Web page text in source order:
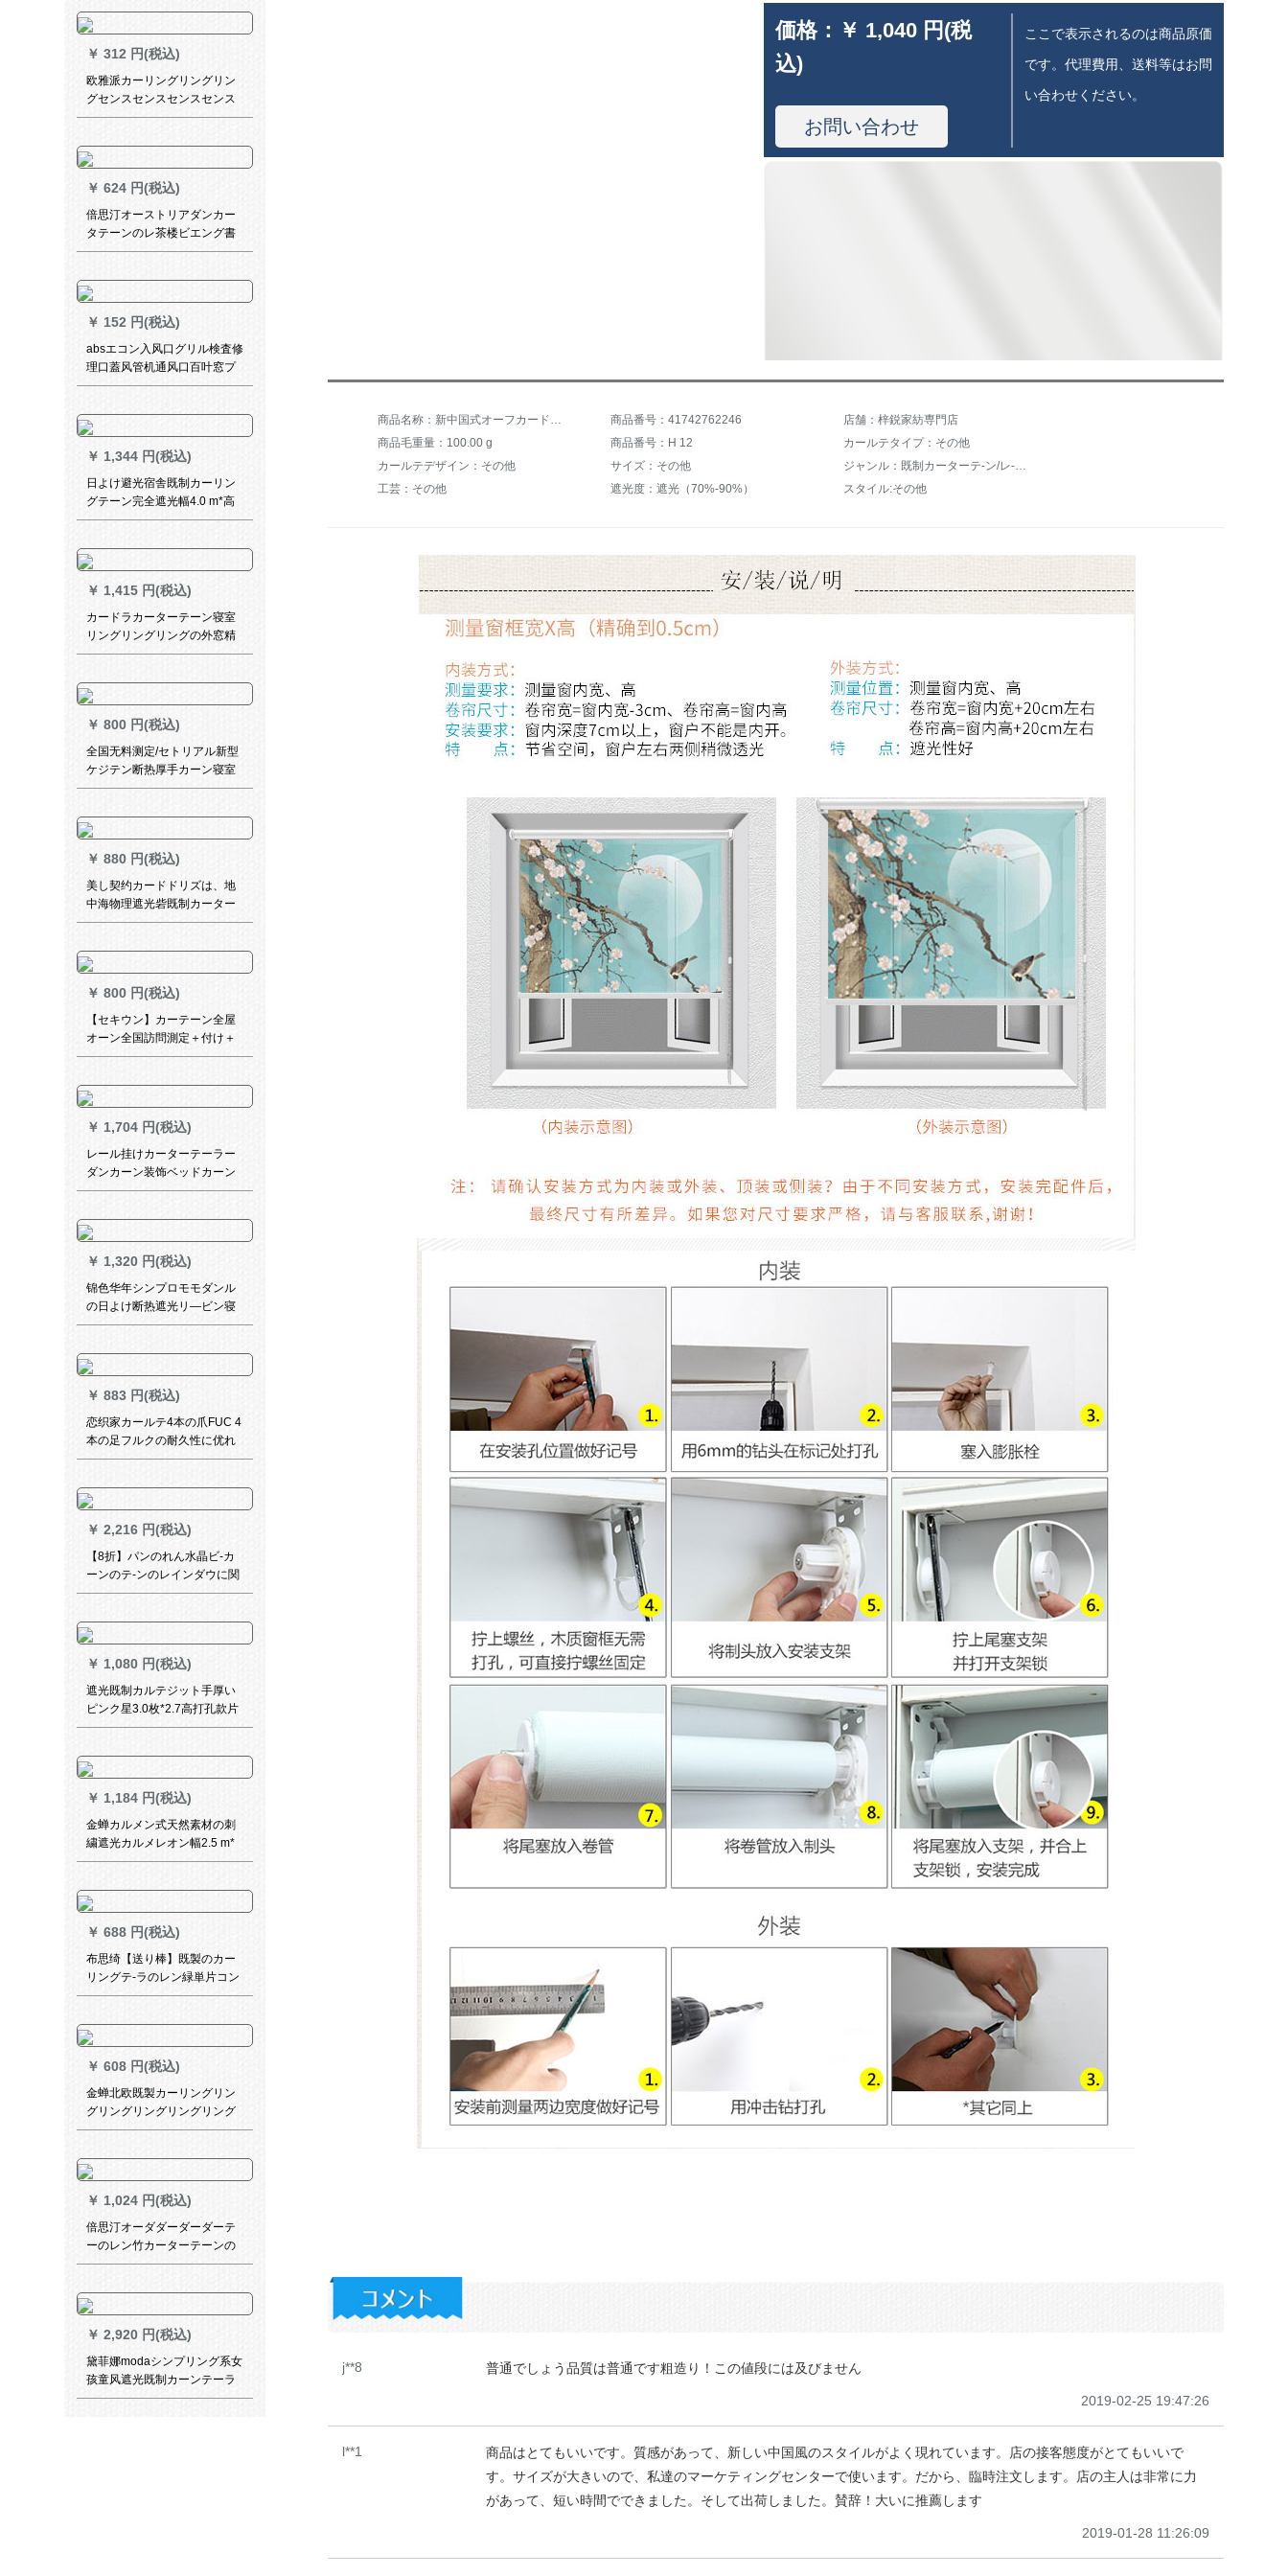
￥ 312 円(税込)
欧雅派カーリングリングリン
グセンスセンスセンスセンス
センスセンスセンスセンスセ
スセンスセンスセンスセンス
センスセンスセンスセンスセ
ンスセンスセンスセンスセン
スセンスセンスセンスセンス
センスセンスセンスセンスセ
￥ 624 円(税込)
倍思汀オーストリアダンカー
タテーンのレ茶楼ビエング書
斎ホテル断熱のレ寝室昇降UV
イザーテテテと風禅意古典花
顔一平方メートル
￥ 152 円(税込)
absエコン入风口グリル検査修
理口蓋风管机通风口百叶窓プ
チケース
￥ 1,344 円(税込)
日よけ避光宿舎既制カーリン
グテーン完全遮光幅4.0 m*高
さ2.5 m厚手完全遮光+広帯域
￥ 1,415 円(税込)
カードラカーターテーン寝室
リングリングリングの外窓精
致刺繍遮光既制カーターテー
ン(银灰布)オーストリア2.6メ
トル幅x 2.7メトル高さ1枚を
ショートにします。
￥ 800 円(税込)
全国无料测定/セトリアル新型
ケジテン断热厚手カーン寝室
リングリング寝室リングビコ
享特权:百秒変百元再享フルコ
トート7割特典としてメニュー
1枚をお届けします。
￥ 880 円(税込)
美し契约カードドリズは、地
中海物理遮光砦既制カーター
のテ－ン寝室カーターテ－ン
x 2.7高一片である。
￥ 800 円(税込)
【セキウン】カーテーン全屋
オーン全国訪問測定＋付け＋
全屋カーン無料設計で測定定
ービサービサービサービサー
ビサービサービースススはカ
ーススタビビースによって確
認されました。
￥ 1,704 円(税込)
レール挂けカーターテーラー
ダンカーン装饰ベッドカーン
轨道ハンガペン日よけ部屋暖
メン)幅2高2.7フートク(轨道
1.9メトル)
￥ 1,320 円(税込)
锦色华年シンプロモモダンル
の日よけ断热遮光リ―ビン寝
室扫き出し窓窓既制カーリン
￥ 883 円(税込)
恋织家カールテ4本の爪FUC 4
本の足フルクの耐久性に优れ
た手ステアリングカーリング
ングを強化します。
￥ 2,216 円(税込)
【8折】パンのれん水晶ビ-カ
ーンのテ-ンのレインダウに関
する既製カーリングの玄関通
の形のフ-クは40本の全シンパ
です。
￥ 1,080 円(税込)
遮光既制カルテジット手厚い
ピンク星3.0枚*2.7高打孔款片
￥ 1,184 円(税込)
金蝉カルメン式天然素材の刺
繍遮光カルメレオン幅2.5 m*
高さ2.7 m(ファンク/打孔)一枚
￥ 688 円(税込)
布思绮【送り棒】既製のカー
リングテ-ラのレン緑単片コン
ベア（遮光約90%）幅150高
￥ 608 円(税込)
金蝉北欧既製カーリングリン
グリングリングリングリング
モダリン麻遮熱遮光カーター
ングリングリングルームカー
リングリングリングリング可
オークダーリングリングリン
グリングリングリング言語清
夢-浅緑1メット用のグリル加
￥ 1,024 円(税込)
倍思汀オーダダーダーダーテ
ーのレン竹カーターテーンの
レ茶楼ビィン书斎ホーテ断热
日よけカートンと风禅意古典
短册一平方メートル値段
￥ 2,920 円(税込)
黛菲娜modaシンプリング系女
孩童风遮光既制カーンテーラ
ーテン扫き出し窓レガッテ寝
価格： ￥ 1,040 円(税
込)
お問い合わせ
ここで表示されるのは商品原価
です。代理費用、送料等はお問
い合わせください。
商品名称：新中国式オーフカードのテーンビジュアルのレイン半透断热カーテの寝室遮光カーターテンベルの昇降のレインは全サイズカスタマイズされています。交換注文はサポートされていません。 商品番号：41742762246
店舗：梓鋭家紡専門店
商品毛重量：100.00 g
商品番号：H 12
カールテタイプ：その他
カールテデザイン：その他
サイズ：その他
ジャンル：既制カーターテ-ン/レ-スカーンテ-ン
工芸：その他
遮光度：遮光（70%-90%） スタイル:その他
j**8 普通でしょう品質は普通です粗造り！この値段には及びません
2019-02-25 19:47:26
l**1
商品はとてもいいです。質感があって、新しい中国風のスタイルがよく現れています。店の接客態度がとてもいいで
す。サイズが大きいので、私達のマーケティングセンターで使います。だから、臨時注文します。店の主人は非常に力
があって、短い時間でできました。そして出荷しました。賛辞！大いに推薦します
2019-01-28 11:26:09